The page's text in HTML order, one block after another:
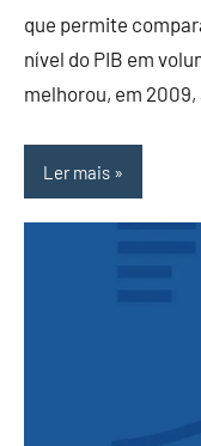
que permite
nível do PIB em
melhorou, em
Ler mais